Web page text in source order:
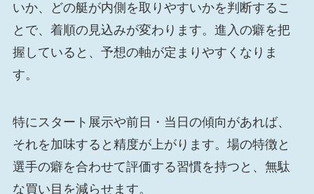
いか、どの艇が内側を取りやすいかを判断するこ
とで、着順の見込みが変わります。進入の癖を把
握していると、予想の軸が定まりやすくなりま
す。
特にスタート展示や前日・当日の傾向があれば、
それを加味すると精度が上がります。場の特徴と
選手の癖を合わせて評価する習慣を持つと、無駄
な買い目を減らせます。